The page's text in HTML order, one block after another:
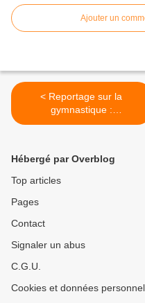
Ajouter un
< Reportage sur la
gymnastique :
"Gymnastes", Année 2013,
Hébergé par Overblog
Top articles
Pages
Contact
Signaler un abus
C.G.U.
Cookies et données